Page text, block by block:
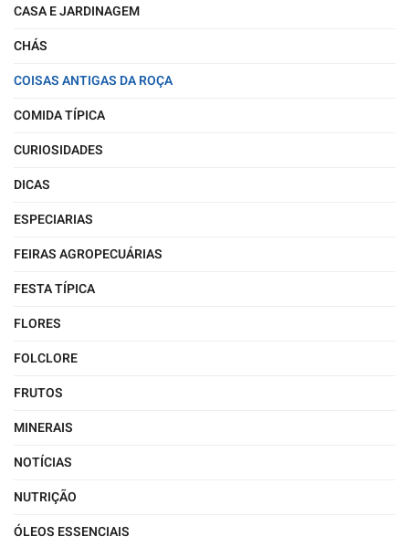
CASA E JARDINAGEM
CHÁS
COISAS ANTIGAS DA ROÇA
COMIDA TÍPICA
CURIOSIDADES
DICAS
ESPECIARIAS
FEIRAS AGROPECUÁRIAS
FESTA TÍPICA
FLORES
FOLCLORE
FRUTOS
MINERAIS
NOTÍCIAS
NUTRIÇÃO
ÓLEOS ESSENCIAIS